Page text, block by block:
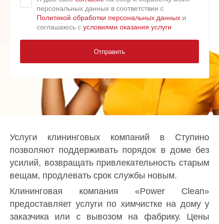
Отправить
персональных данных в соответствии с
Политикой обработки персональных данных и
соглашаюсь с условиями оказания услуги
Услуги клининговых компаний в Ступино
позволяют поддерживать порядок в доме без
усилий, возвращать привлекательность старым
вещам, продлевать срок службы новым.
Клининговая компания «Power Clean»
предоставляет услуги по химчистке на дому у
заказчика или с вывозом на фабрику. Цены